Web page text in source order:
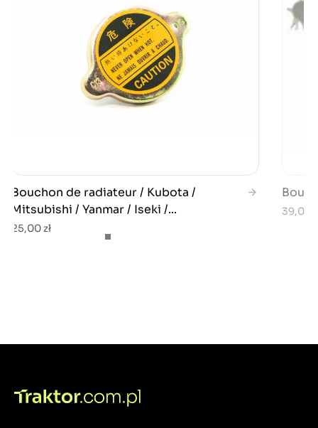
Bouchon de radiateur / Kubota /
Mitsubishi / Yanmar / Iseki /...
25,00 zł
39,00